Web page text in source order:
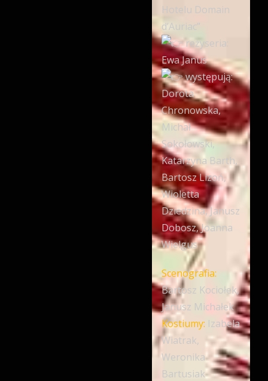
Hotelu Domain
d’Auriac”
reżyseria:
Ewa Janus
występują:
Dorota
Chronowska,
Michał
Sokołowski,
Katarzyna Barth,
Bartosz Lizoń,
Wioletta
Dziedzina, Janusz
Dobosz, Joanna
Wielgus
Scenografia:
Bartosz Kociołek,
Janusz Michałek
Kostiumy: Izabela
Wiatrak,
Weronika
Bartusiak